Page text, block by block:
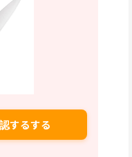
するする